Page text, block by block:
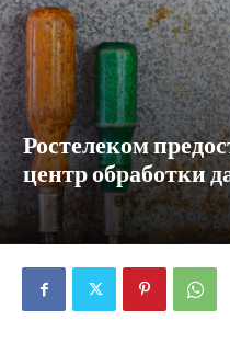
Ростелеком
центр обработки